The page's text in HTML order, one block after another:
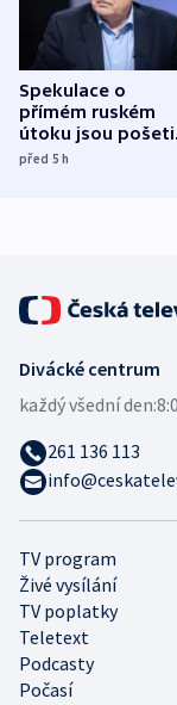
Spekulace o
přímém ruském
útoku jsou
míní estonský
před 5h
TV program
Živé vysílání
TV poplatky
Teletext
Podcasty
Počasí
Divácké centrum
každý všední den:
261 136 113